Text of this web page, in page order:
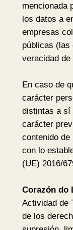
mencionada
los datos a
empresas
públicas (las
veracidad
En caso de
carácter
distintas a sí
carácter
contenido
con lo
(UE) 2016/
Corazón do
Actividad de
de los